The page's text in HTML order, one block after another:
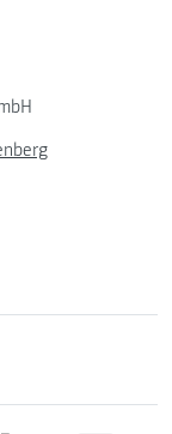
JOANNEUM Logo